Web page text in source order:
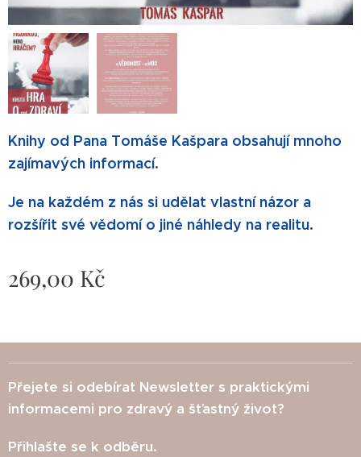
Knihy od Pana Tomáše Kašpara obsahují mnoho
zajímavých informací.
Je na každém z nás si udělat vlastní názor a
rozšířit své vědomí o jiné náhledy na realitu.
269,00 Kč
Přejete si odebírat Newsletter s praktickými
informacemi pro zdravý a šťastný život?
Přihlašte se k odběru.